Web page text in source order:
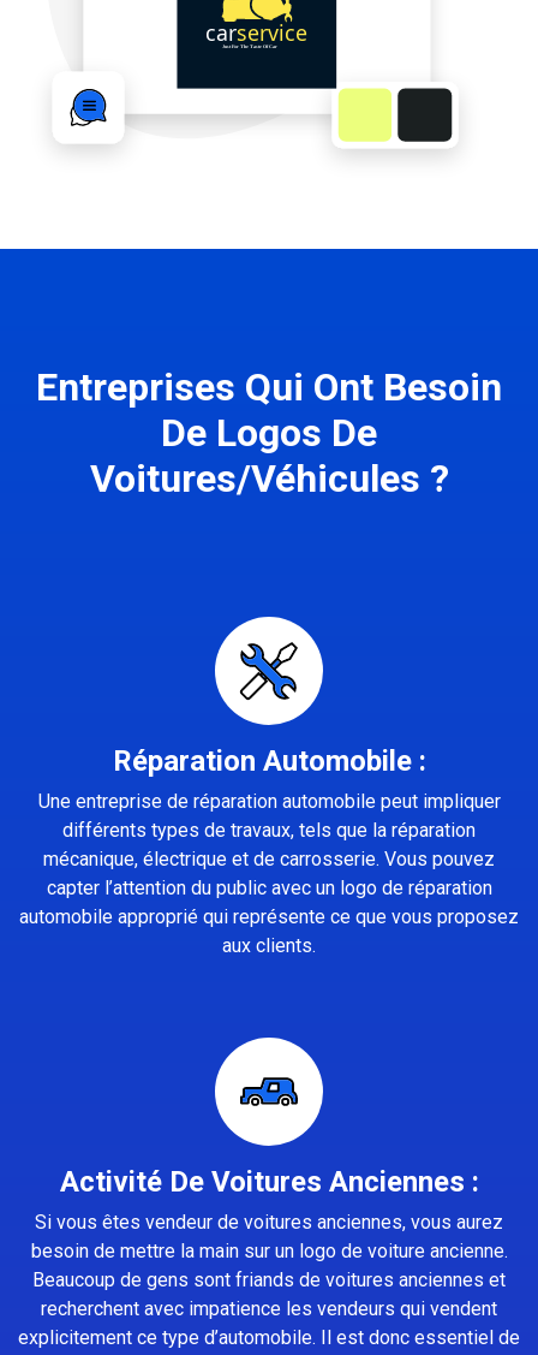
Entreprises Qui Ont Besoin
De Logos De
Voitures/Véhicules ?
Réparation Automobile :
Une entreprise de réparation automobile peut impliquer
différents types de travaux, tels que la réparation
mécanique, électrique et de carrosserie. Vous pouvez
capter l’attention du public avec un logo de réparation
automobile approprié qui représente ce que vous proposez
aux clients.
Activité De Voitures Anciennes :
Si vous êtes vendeur de voitures anciennes, vous aurez
besoin de mettre la main sur un logo de voiture ancienne.
Beaucoup de gens sont friands de voitures anciennes et
recherchent avec impatience les vendeurs qui vendent
explicitement ce type d’automobile. Il est donc essentiel de